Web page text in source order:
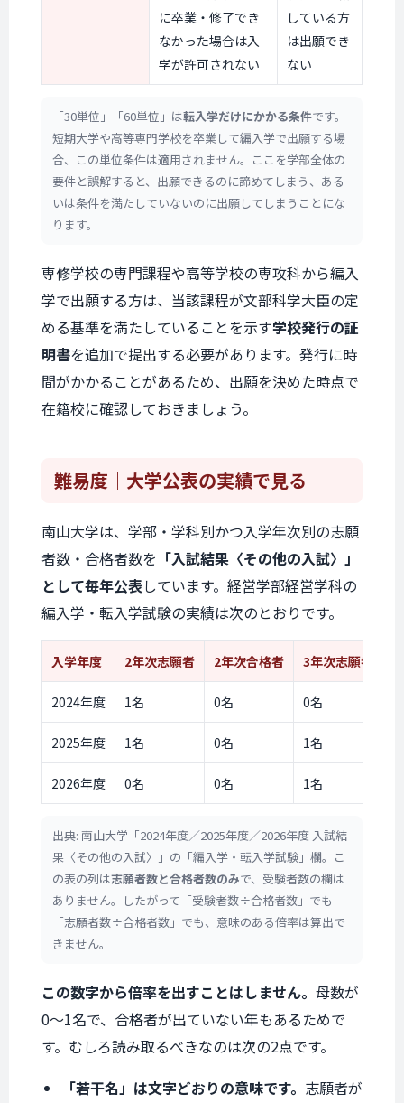
に卒業・修了でき
なかった場合は入
学が許可されない
している方
は出願でき
ない
「30単位」「60単位」は転入学だけにかかる条件です。
短期大学や高等専門学校を卒業して編入学で出願する場
合、この単位条件は適用されません。ここを学部全体の
要件と誤解すると、出願できるのに諦めてしまう、ある
いは条件を満たしていないのに出願してしまうことにな
ります。
専修学校の専門課程や高等学校の専攻科から編入
学で出願する方は、当該課程が文部科学大臣の定
める基準を満たしていることを示す学校発行の証
明書を追加で提出する必要があります。発行に時
間がかかることがあるため、出願を決めた時点で
在籍校に確認しておきましょう。
難易度 ｜大学公表の実績で見る
南山大学は、学部・学科別かつ入学年次別の志願
者数・合格者数を 「入試結果〈その他の入試〉」
として毎年公表しています。経営学部経営学科の
編入学・転入学試験の実績は次のとおりです。
入学年度 2年次志願者 2年次合格者 3年次志願者
2024年度 1名 0名 0名
2025年度 1名 0名 1名
2026年度 0名 0名 1名
出典: 南山大学「2024年度／2025年度／2026年度 入試結
果〈その他の入試〉」の「編入学・転入学試験」欄。こ
の表の列は志願者数と合格者数のみで、受験者数の欄は
ありません。したがって「受験者数÷合格者数」でも
「志願者数÷合格者数」でも、意味のある倍率は算出で
きません。
この数字から倍率を出すことはしません。 母数が
0〜1名で、合格者が出ていない年もあるためで
す。むしろ読み取るべきなのは次の2点です。
「若干名」は文字どおりの意味です。 志願者が